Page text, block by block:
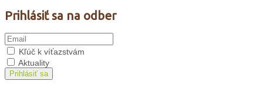
Prihlásiť sa na odber
Kľúč k víťazstvám
Aktuality
Prihlásiť sa